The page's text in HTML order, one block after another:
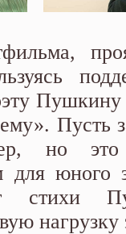
Пушкину
Пусть
но
для юного
стихи